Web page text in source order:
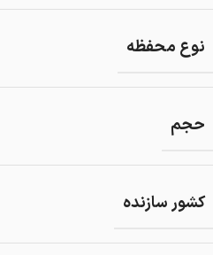
نوع محفظه
حجم
کشور سازنده